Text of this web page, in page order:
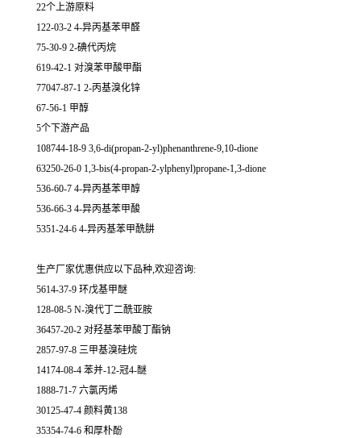
22个上游原料
122-03-2 4-异丙基苯甲醛
75-30-9 2-碘代丙烷
619-42-1 对溴苯甲酸甲酯
77047-87-1 2-丙基溴化锌
67-56-1 甲醇
5个下游产品
108744-18-9 3,6-di(propan-2-yl)phenanthrene-9,10-dione
63250-26-0 1,3-bis(4-propan-2-ylphenyl)propane-1,3-dione
536-60-7 4-异丙基苯甲醇
536-66-3 4-异丙基苯甲酸
5351-24-6 4-异丙基苯甲酰肼
生产厂家优惠供应以下品种,欢迎咨询:
5614-37-9 环戊基甲醚
128-08-5 N-溴代丁二酰亚胺
36457-20-2 对羟基苯甲酸丁酯钠
2857-97-8 三甲基溴硅烷
14174-08-4 苯并-12-冠4-醚
1888-71-7 六氯丙烯
30125-47-4 颜料黄138
35354-74-6 和厚朴酚